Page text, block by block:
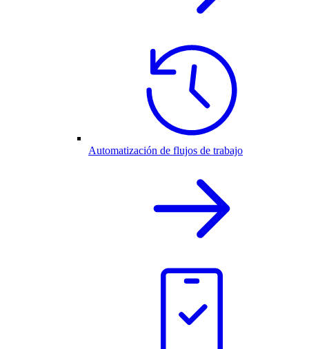
Automatización de flujos de trabajo